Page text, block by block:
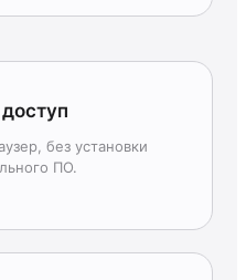
без установки
ПО.